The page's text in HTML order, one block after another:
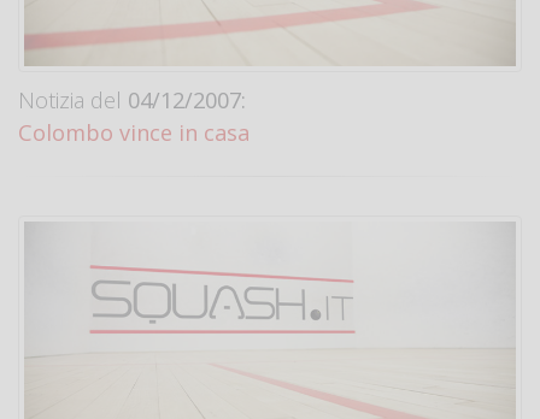
Notizia del 04/12/2007:
Colombo vince in casa